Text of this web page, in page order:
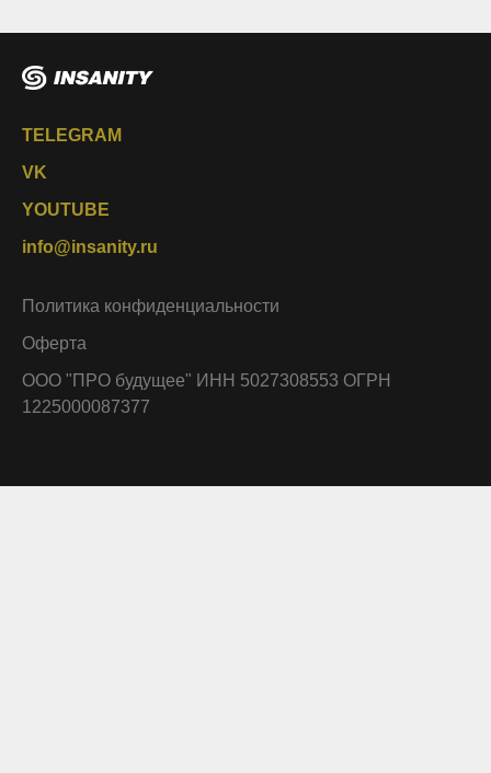
TELEGRAM
VK
YOUTUBE
info@insanity.ru
Политика конфиденциальности
Оферта
ООО "ПРО будущее" ИНН 5027308553 ОГРН
1225000087377